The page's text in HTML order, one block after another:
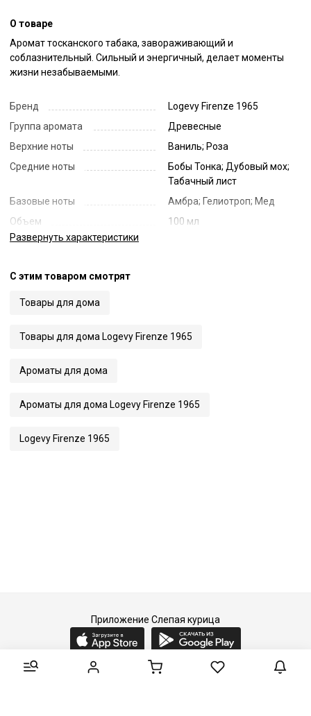
О товаре
Аромат тосканского табака, завораживающий и
соблазнительный. Сильный и энергичный, делает моменты
жизни незабываемыми.
Бренд
Logevy Firenze 1965
Группа аромата
Древесные
Верхние ноты
Ваниль; Роза
Средние ноты
Бобы Тонка; Дубовый мох;
Табачный лист
Базовые ноты
Амбра; Гелиотроп; Мед
Объем
100 мл
Страна
Артикул
Развернуть характеристики
С этим товаром смотрят
Товары для дома
Товары для дома Logevy Firenze 1965
Ароматы для дома
Ароматы для дома Logevy Firenze 1965
Logevy Firenze 1965
Приложение Слепая курица
2015-2026 © Слепая курица - fashion concept store.